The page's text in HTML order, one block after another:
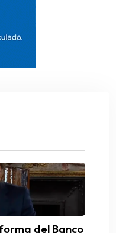
del Banco